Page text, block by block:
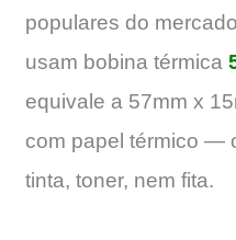
populares do
usam bobina térmica
equivale a 57mm x
com papel térmico —
tinta, toner, nem fita.